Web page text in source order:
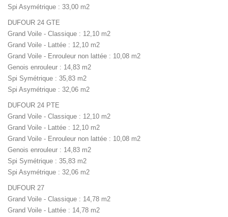
Spi Asymétrique : 33,00 m2
DUFOUR 24 GTE
Grand Voile - Classique : 12,10 m2
Grand Voile - Lattée : 12,10 m2
Grand Voile - Enrouleur non lattée : 10,08 m2
Genois enrouleur : 14,83 m2
Spi Symétrique : 35,83 m2
Spi Asymétrique : 32,06 m2
DUFOUR 24 PTE
Grand Voile - Classique : 12,10 m2
Grand Voile - Lattée : 12,10 m2
Grand Voile - Enrouleur non lattée : 10,08 m2
Genois enrouleur : 14,83 m2
Spi Symétrique : 35,83 m2
Spi Asymétrique : 32,06 m2
DUFOUR 27
Grand Voile - Classique : 14,78 m2
Grand Voile - Lattée : 14,78 m2